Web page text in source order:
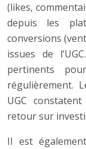
(likes,
depuis les
conversions
issues de
pertinents
régulièrement.
UGC
retour sur
Il est